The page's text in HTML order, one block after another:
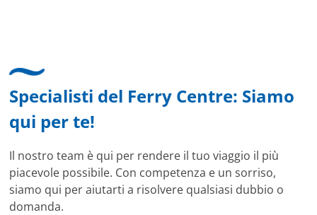
Specialisti del Ferry Centre: Siamo
qui per te!
Il nostro team è qui per rendere il tuo viaggio il più
piacevole possibile. Con competenza e un sorriso,
siamo qui per aiutarti a risolvere qualsiasi dubbio o
domanda.